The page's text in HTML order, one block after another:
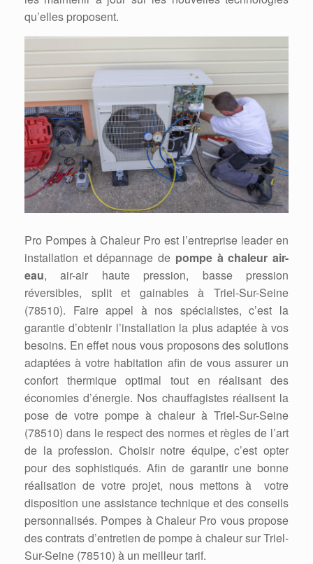
qu’elles proposent.
Pro Pompes à Chaleur Pro est l’entreprise leader en
installation et dépannage de pompe à chaleur air-
eau, air-air haute pression, basse pression
réversibles, split et gainables à Triel-Sur-Seine
(78510). Faire appel à nos spécialistes, c’est la
garantie d’obtenir l’installation la plus adaptée à vos
besoins. En effet nous vous proposons des solutions
adaptées à votre habitation afin de vous assurer un
confort thermique optimal tout en réalisant des
économies d’énergie. Nos chauffagistes réalisent la
pose de votre pompe à chaleur à Triel-Sur-Seine
(78510) dans le respect des normes et règles de l’art
de la profession. Choisir notre équipe, c’est opter
pour des sophistiqués. Afin de garantir une bonne
réalisation de votre projet, nous mettons à votre
disposition une assistance technique et des conseils
personnalisés. Pompes à Chaleur Pro vous propose
des contrats d’entretien de pompe à chaleur sur Triel-
Sur-Seine (78510) à un meilleur tarif.